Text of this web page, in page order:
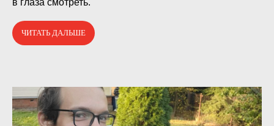
в глаза смотреть.
ЧИТАТЬ ДАЛЬШЕ